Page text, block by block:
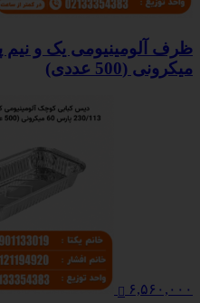
میکرونی (500 عددی)
۶,۵۶۰,۰۰۰